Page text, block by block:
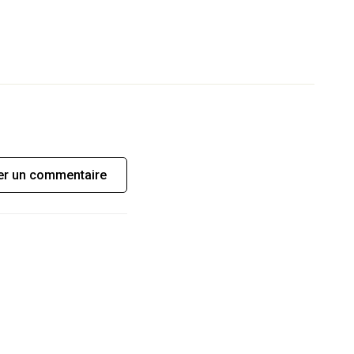
un commentaire
une question